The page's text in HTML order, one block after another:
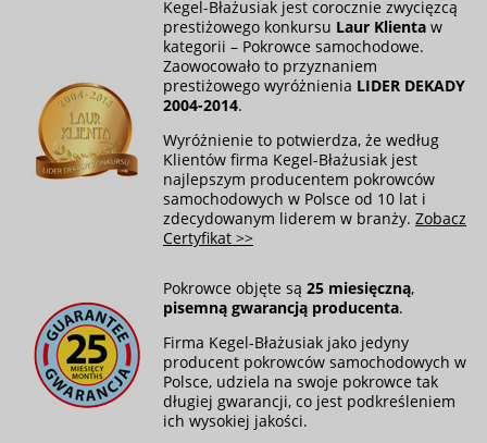
Kegel-Błażusiak jest corocznie zwycięzcą
prestiżowego konkursu Laur Klienta w
kategorii – Pokrowce samochodowe.
Zaowocowało to przyznaniem
prestiżowego wyróżnienia LIDER DEKADY
2004-2014.
Wyróżnienie to potwierdza, że według
Klientów firma Kegel-Błażusiak jest
najlepszym producentem pokrowców
samochodowych w Polsce od 10 lat i
zdecydowanym liderem w branży. Zobacz
Certyfikat >>
Pokrowce objęte są 25 miesięczną,
pisemną gwarancją producenta.
Firma Kegel-Błażusiak jako jedyny
producent pokrowców samochodowych w
Polsce, udziela na swoje pokrowce tak
długiej gwarancji, co jest podkreśleniem
ich wysokiej jakości.